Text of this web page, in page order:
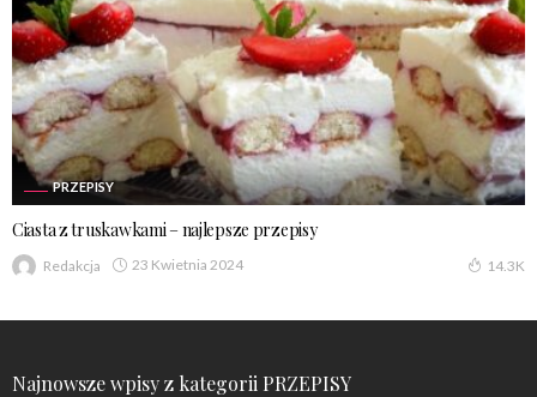
PRZEPISY
Ciasta z truskawkami – najlepsze przepisy
Redakcja 23 Kwietnia 2024 14.3K
Najnowsze wpisy z kategorii PRZEPISY